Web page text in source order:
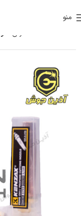
منو
قطعات مصرفی